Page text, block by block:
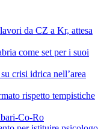
da CZ a Kr, attesa
come set per i suoi
crisi idrica nell’area
rispetto tempistiche
Co-Ro